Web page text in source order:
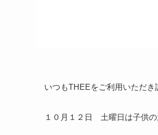
いつもTHEEをご利用いただき
１０月１２日 土曜日は子供の